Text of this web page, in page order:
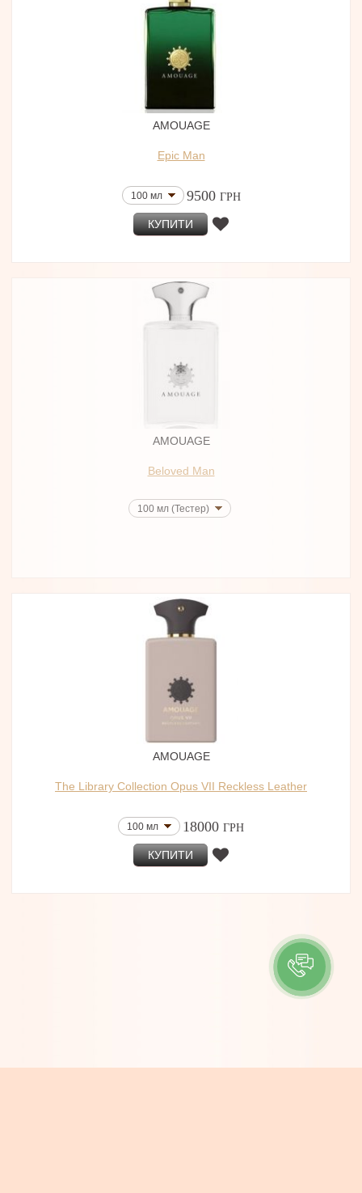
AMOUAGE
Epic Man
100 мл 9500 ГРН
КУПИТИ
AMOUAGE
Beloved Man
100 мл (Тестер)
AMOUAGE
The Library Collection Opus VII Reckless Leather
100 мл 18000 ГРН
КУПИТИ